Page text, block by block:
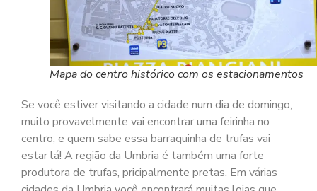
Mapa do centro histórico com os estacionamentos
Se você estiver visitando a cidade num dia de domingo,
muito provavelmente vai encontrar uma feirinha no
centro, e quem sabe essa barraquinha de trufas vai
estar lá! A região da Umbria é também uma forte
produtora de trufas, pricipalmente pretas. Em várias